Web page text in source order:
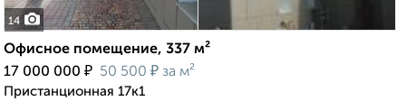
14
Офисное помещение, 337 м²
17 000 000 ₽ 50 500 ₽ за м²
Пристанционная 17к1